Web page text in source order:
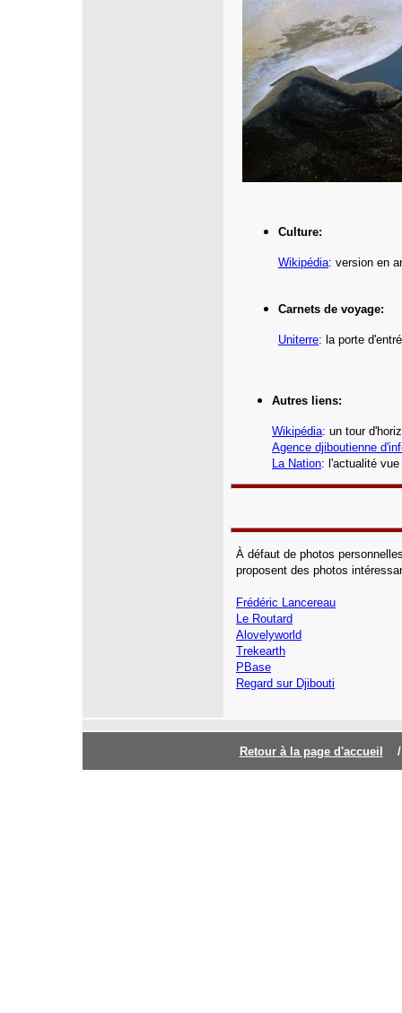
Culture:
Wikipédia: version en
Carnets de voyage:
Uniterre: la porte
Autres liens:
Wikipédia: un tour
Agence djiboutienne
La Nation: l'actualité
À défaut de photos
proposent des photos
Frédéric Lancereau
Le Routard
Alovelyworld
Trekearth
PBase
Regard sur Djibouti
Retour à la page d'accuei